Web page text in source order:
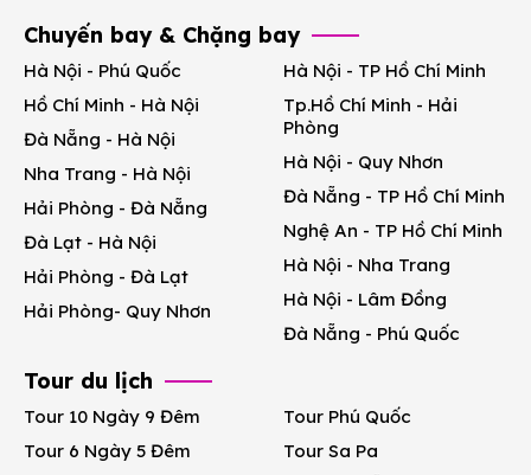
Chuyến bay & Chặng bay
Hà Nội - Phú Quốc
Hồ Chí Minh - Hà Nội
Đà Nẵng - Hà Nội
Nha Trang - Hà Nội
Hải Phòng - Đà Nẵng
Đà Lạt - Hà Nội
Hải Phòng - Đà Lạt
Hải Phòng- Quy Nhơn
Hà Nội - TP Hồ Chí Minh
Tp.Hồ Chí Minh - Hải
Phòng
Hà Nội - Quy Nhơn
Đà Nẵng - TP Hồ Chí Minh
Nghệ An - TP Hồ Chí Minh
Hà Nội - Nha Trang
Hà Nội - Lâm Đồng
Đà Nẵng - Phú Quốc
Tour du lịch
Tour 10 Ngày 9 Đêm
Tour 6 Ngày 5 Đêm
Tour Phú Quốc
Tour Sa Pa